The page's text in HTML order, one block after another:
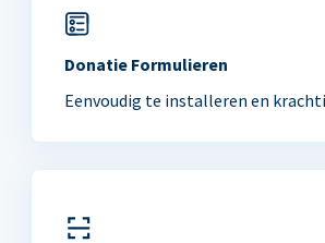
Donatie Formulieren
Eenvoudig te installeren en